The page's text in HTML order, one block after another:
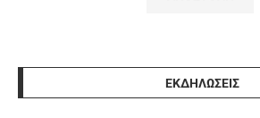
ΕΚΔΗΛΩΣΕΙΣ